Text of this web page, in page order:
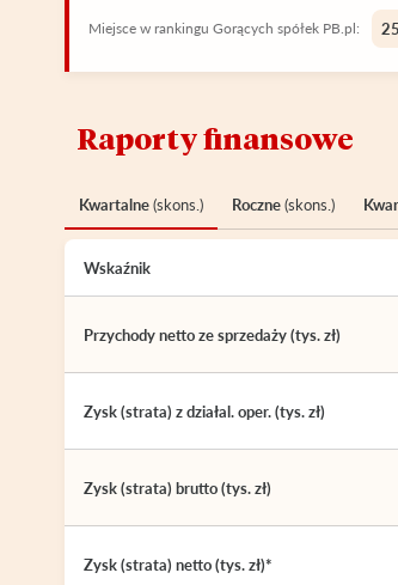
Miejsce w rankingu Gorących spółek PB.pl:
Raporty finansowe
Kwartalne(skons.) Roczne(skons.)
Wskaźnik
Przychody netto ze sprzedaży (tys. zł)
Zysk (strata) z działal. oper. (tys. zł)
Zysk (strata) brutto (tys. zł)
Zysk (strata) netto (tys. zł)*